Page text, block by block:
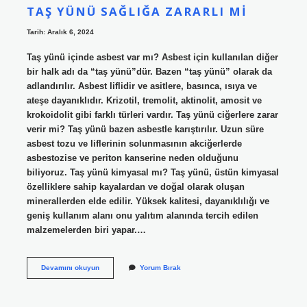
TAŞ YÜNÜ SAĞLIĞA ZARARLI MI
Tarih: Aralık 6, 2024
Taş yünü içinde asbest var mı? Asbest için kullanılan diğer
bir halk adı da “taş yünü”dür. Bazen “taş yünü” olarak da
adlandırılır. Asbest liflidir ve asitlere, basınca, ısıya ve
ateşe dayanıklıdır. Krizotil, tremolit, aktinolit, amosit ve
krokoidolit gibi farklı türleri vardır. Taş yünü ciğerlere zarar
verir mi? Taş yünü bazen asbestle karıştırılır. Uzun süre
asbest tozu ve liflerinin solunmasının akciğerlerde
asbestozise ve periton kanserine neden olduğunu
biliyoruz. Taş yünü kimyasal mı? Taş yünü, üstün kimyasal
özelliklere sahip kayalardan ve doğal olarak oluşan
minerallerden elde edilir. Yüksek kalitesi, dayanıklılığı ve
geniş kullanım alanı onu yalıtım alanında tercih edilen
malzemelerden biri yapar.…
Devamını okuyunTaş
Yorum Bırak